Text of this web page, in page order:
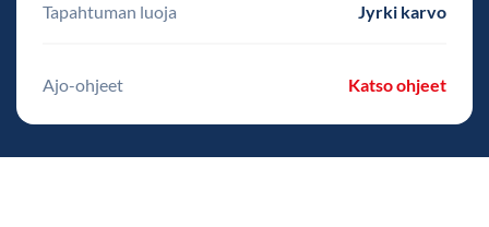
Tapahtuman luoja Jyrki karvo
Ajo-ohjeet Katso ohjeet